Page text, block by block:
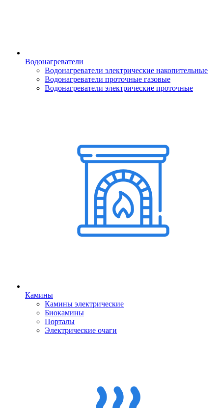
Водонагреватели
Водонагреватели электрические накопительные
Водонагреватели проточные газовые
Водонагреватели электрические проточные
Камины
Камины электрические
Биокамины
Порталы
Электрические очаги